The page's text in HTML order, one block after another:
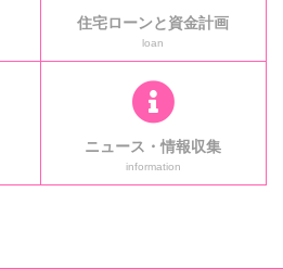
住宅ローンと資金計画
loan
ニュース・情報収集
information